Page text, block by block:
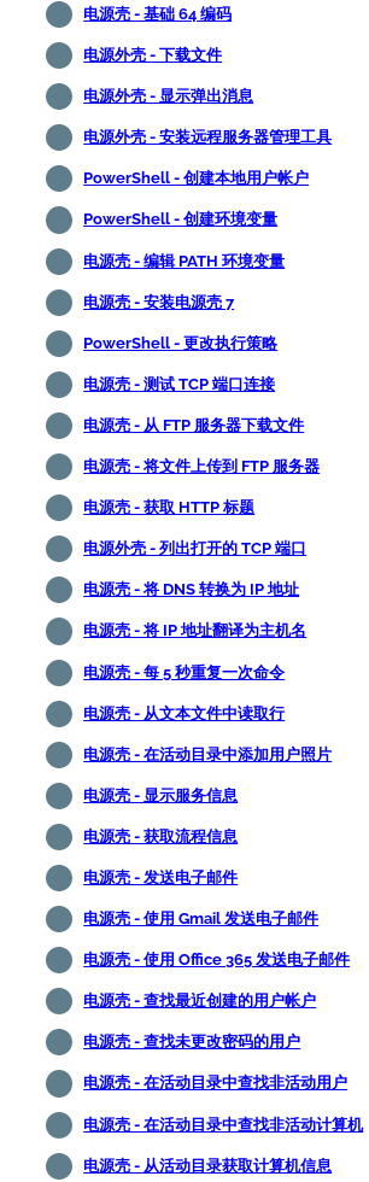
电源壳 - 基础 64 编码
电源外壳 - 下载文件
电源外壳 - 显示弹出消息
电源外壳 - 安装远程服务器管理工具
PowerShell - 创建本地用户帐户
PowerShell - 创建环境变量
电源壳 - 编辑 PATH 环境变量
电源壳 - 安装电源壳 7
PowerShell - 更改执行策略
电源壳 - 测试 TCP 端口连接
电源壳 - 从 FTP 服务器下载文件
电源壳 - 将文件上传到 FTP 服务器
电源壳 - 获取 HTTP 标题
电源外壳 - 列出打开的 TCP 端口
电源壳 - 将 DNS 转换为 IP 地址
电源壳 - 将 IP 地址翻译为主机名
电源壳 - 每 5 秒重复一次命令
电源壳 - 从文本文件中读取行
电源壳 - 在活动目录中添加用户照片
电源壳 - 显示服务信息
电源壳 - 获取流程信息
电源壳 - 发送电子邮件
电源壳 - 使用 Gmail 发送电子邮件
电源壳 - 使用 Office 365 发送电子邮件
电源壳 - 查找最近创建的用户帐户
电源壳 - 查找未更改密码的用户
电源壳 - 在活动目录中查找非活动用户
电源壳 - 在活动目录中查找非活动计算机
电源壳 - 从活动目录获取计算机信息